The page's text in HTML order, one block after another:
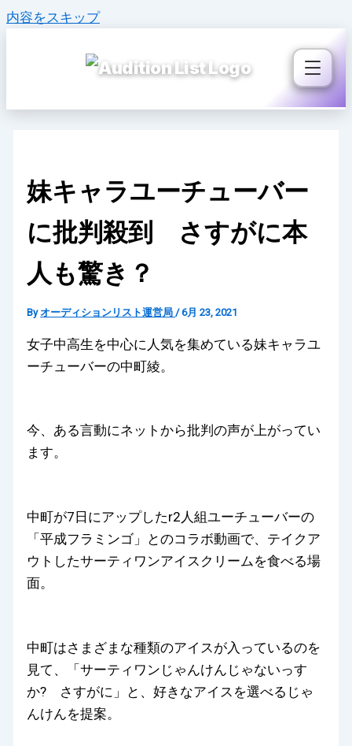
内容をスキップ
妹キャラユーチューバー
に批判殺到 さすがに本
人も驚き？
Byオーディションリスト運営局 /6月 23, 2021
女子中高生を中心に人気を集めている妹キャラユ
ーチューバーの中町綾。
今、ある言動にネットから批判の声が上がってい
ます。
中町が7日にアップしたr2人組ユーチューバーの
「平成フラミンゴ」とのコラボ動画で、テイクア
ウトしたサーティワンアイスクリームを食べる場
面。
中町はさまざまな種類のアイスが入っているのを
見て、「サーティワンじゃんけんじゃないっす
か? さすがに」と、好きなアイスを選べるじゃ
んけんを提案。